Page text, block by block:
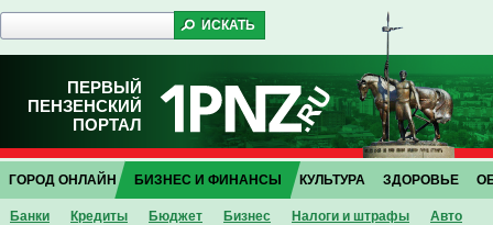
ПЕРВЫЙ
ПЕНЗЕНСКИЙ
ПОРТАЛ
ГОРОД ОНЛАЙН БИЗНЕС И ФИНАНСЫ
Банки Кредиты Бюджет Бизнес Налоги и штрафы Авто
КУЛЬТУРА ЗДОРОВЬЕ